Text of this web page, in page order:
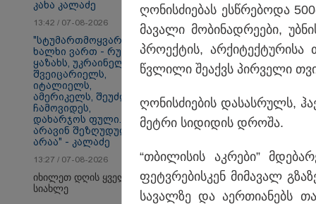
კახა კალაძე
13:42 / 07-08-2026
"სტუმართმოყვარე
ხალხი ვართ - რუსს,
ყაზახს, უკრაინელს,
შვეიცარიელს,
იტალიელს,
ამერიკელს, შეუძლია
ჩამოვიდეს,
დახარჯოს ფული...
არავინ შეზღუდული
არაა" - კალაძე
13:27 / 07-08-2026
იხილეთ დღის ყველა
სიახლე
ღო­ნის­ძი­ე­ბას ეს­წრე­ბო­და
მა­ვა­ლი მო­ბი­ნად­რე­ე­ბი,
პრო­ექ­ტის,
წვლი­ლი შე­აქვს პირ­ვე­ლი
ღო­ნის­ძი­ე­ბის და­სას­რულს,
მეტ­რი სი­დი­დის დრო­შა.
“თბი­ლი­სის აკ­რე­ბი”
ფეტვრე­ბის­კენ მი­მა­ვალ
სა­ვალ­ზე და აერ­თი­ა­ნებს